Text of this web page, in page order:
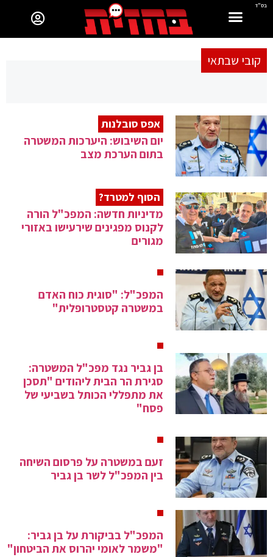
בס"ד
קובי שבתאי
אפס סובלנות
יום השיבוש: היערכות המשטרה
בתום הערכת מצב
הסוף למטרד?
מדיניות חדשה: המפכ"ל הורה
לקנוס מפגינים שירעישו באזורי
מגורים
המפכ"ל: "סוגית כוח האדם
במשטרה קטסטרופלית"
בן גביר נגד מפכ"ל המשטרה:
סגירת הר הבית ליהודים "תסכן
את מתפללי הכותל בשביעי של
פסח"
זעם במשטרה על פרסום השיחה
בין המפכ"ל לשר בן גביר
המפכ"ל בביקורת על בן גביר:
"משמר לאומי יהרוס את הביטחון"